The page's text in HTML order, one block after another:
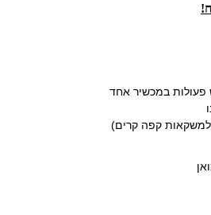
במכשיר אחד
קפה קרים)